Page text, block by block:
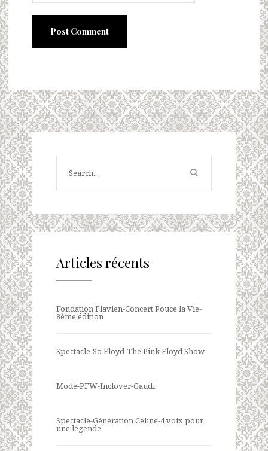
Articles récents
Fondation Flavien-Concert Pouce la Vie-
8ème édition
Spectacle-So Floyd-The Pink Floyd Show
Mode-PFW-Inclover-Gaudi
Spectacle-Génération Céline-4 voix pour
une légende